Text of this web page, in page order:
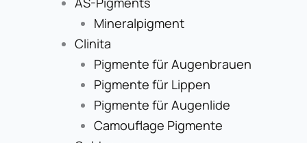
Mineralpigment
Clinita
Pigmente für Augenbrauen
Pigmente für Lippen
Pigmente für Augenlide
Camouflage Pigmente